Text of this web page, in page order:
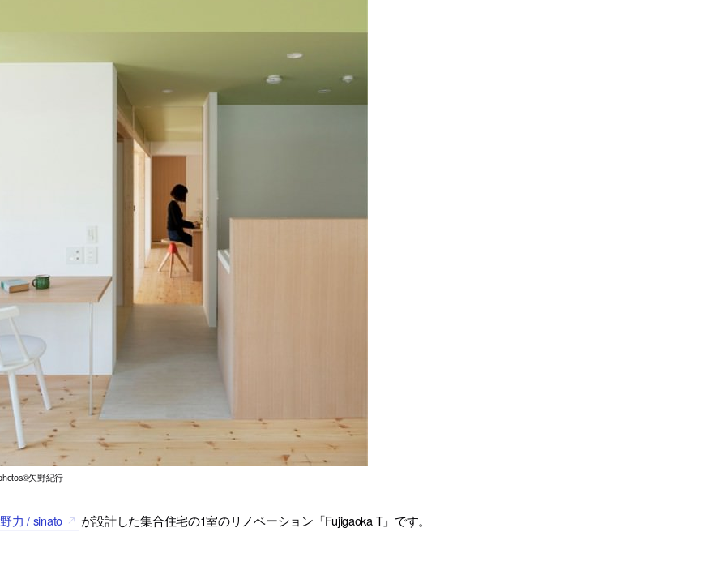
矢野紀行
力 / sinato が設計した集合住宅の1室のリノベーション「Fujigaoka T」です。